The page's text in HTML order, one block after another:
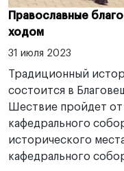
Православные
ходом
31 июля 2023
Традиционный
состоится в
Шествие пройдет
кафедрального
исторического
кафедрального